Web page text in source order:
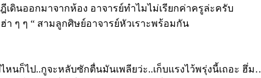
ดินออกมาจากห้อง อาจารย์ทำไมไม่เรียกค่าครูล่ะครับ
า ๆ ๆ “ สามลูกศิษย์อาจารย์หัวเราะพร้อมกัน
นก็ไป..กูจะหลับซักตื่นมันเพลียว่ะ..เก็บแรงไว้พรุ่งนี้เถอะ ฮึ่